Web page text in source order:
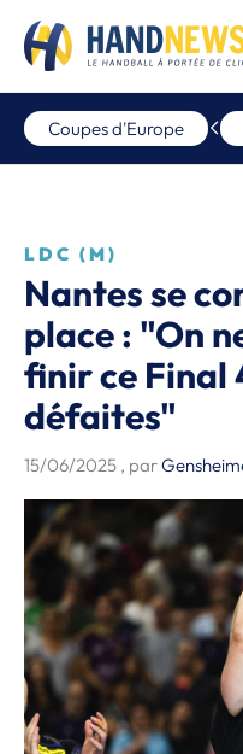
Coupes d'Europe
LDC (M)
Nantes se
place : "On
finir ce Final
défaites"
15/06/2025 , par